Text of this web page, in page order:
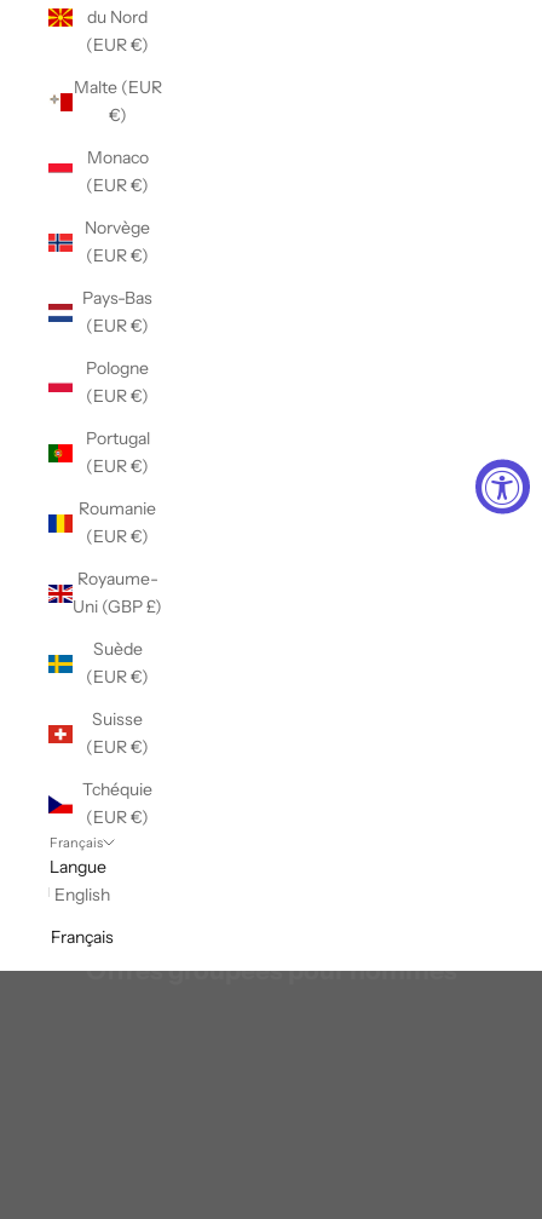
du Nord
(EUR €)
Malte (EUR
€)
Monaco
(EUR €)
Norvège
(EUR €)
Pays-Bas
(EUR €)
Pologne
(EUR €)
Portugal
(EUR €)
Roumanie
(EUR €)
Royaume-
Uni (GBP £)
Suède
(EUR €)
Suisse
(EUR €)
Tchéquie
(EUR €)
Français
Langue
English
Français
Offres groupées pour hommes